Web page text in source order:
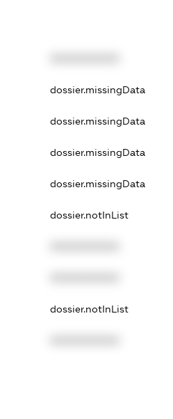
dossier.missingData
dossier.missingData
dossier.missingData
dossier.missingData
dossier.notInList
dossier.notInList